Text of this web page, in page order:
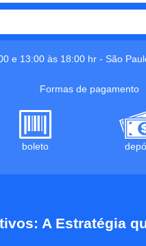
e 13:00 às 18:00 hr - São
Formas de pagamento
boleto
A Estratégia